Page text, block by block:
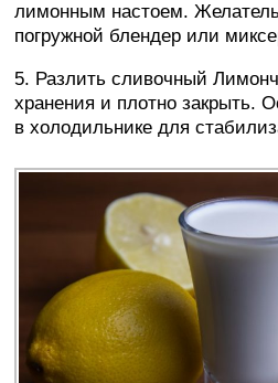
лимонным настоем.
погружной блендер или
5. Разлить сливочный
хранения и плотно закрыть.
в холодильнике для